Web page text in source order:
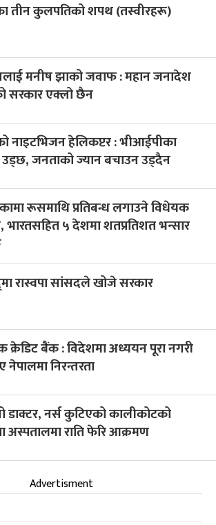
तीन कुलपतिको शपथ (तस्वीरहरू)
मनीष झाको जवाफ : महान जनादेश
सरकार एक्लो छैन
नाइटभिजन हेलिकप्टर : भीआईपीका
उड्छ, जनताको ज्यान बचाउन उड्दैन
रूसमाथि प्रतिबन्ध लगाउने विधेयक
भारतसहित ५ देशमा शतप्रतिशत भन्सार
रास्वपा सांसदले खोजे सरकार
क्रेडिट बैंक : विदेशमा अध्ययन पूरा नगरी
नेपालमा निरन्तरता
डाक्टर, नर्स कुटिएको कालीकोटको
अस्पतालमा राति फेरि आक्रमण
Advertisment